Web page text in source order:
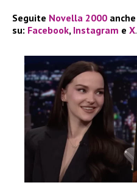
Seguite Novella 2000 anche
su: Facebook, Instagram e X.